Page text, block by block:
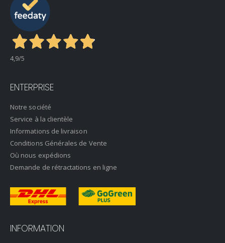
4,9/5
ENTERPRISE
Notre société
Service à la clientèle
Informations de livraison
Conditions Générales de Vente
Où nous expédions
Demande de rétractations en ligne
INFORMATION